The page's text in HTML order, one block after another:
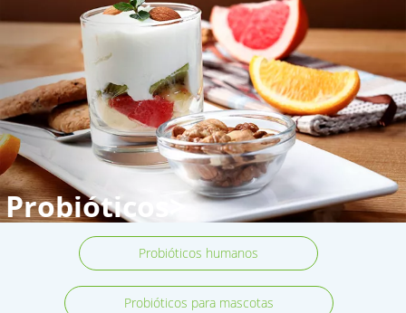
Probióticos>
Probióticos humanos
Probióticos para mascotas